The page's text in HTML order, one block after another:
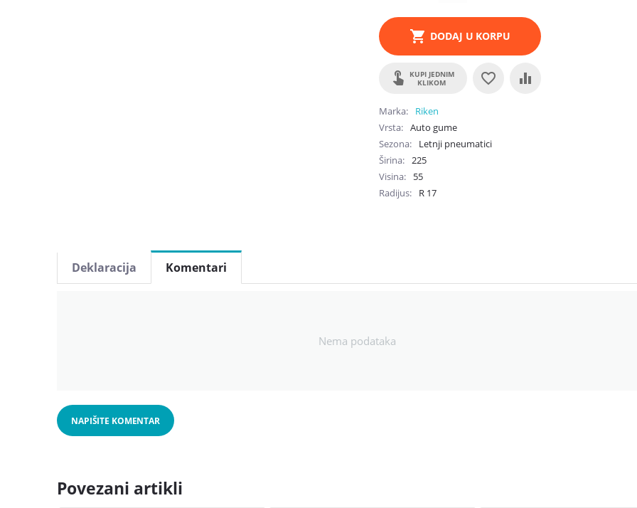
DODAJ U KORPU
KUPI JEDNIM
KLIKOM
Marka
Riken
Vrsta
Auto gume
Sezona
Letnji pneumatici
Širina
225
Visina
55
Radijus
R 17
Deklaracija Komentari
Nema podataka
NAPIŠITE KOMENTAR
Povezani artikli